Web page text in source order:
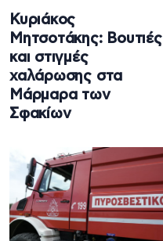
Κυριάκος
Μητσοτάκης: Βουτιές
και στιγμές
χαλάρωσης στα
Μάρμαρα των
Σφακίων